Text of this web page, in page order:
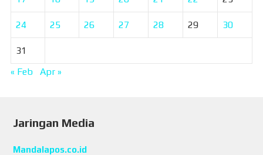
24 25 26 27 28 29 30
31
« Feb
Apr »
Jaringan Media
Mandalapos.co.id